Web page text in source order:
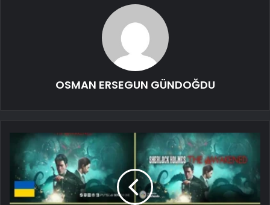
OSMAN ERSEGUN GÜNDOĞDU